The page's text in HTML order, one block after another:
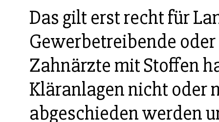
Das gilt erst recht für
Gewerbetreibende
Zahnärzte mit Stoffen
Kläranlagen nicht oder
abgeschieden werden